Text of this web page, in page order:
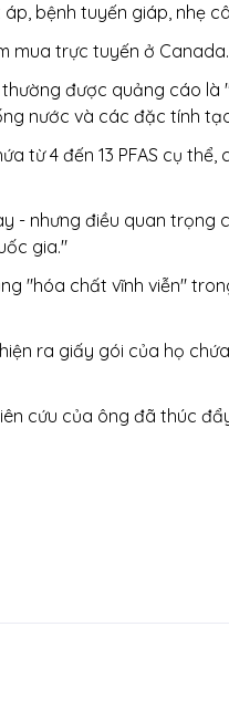
bệnh tuyến giáp, nhẹ
mua trực tuyến ở Canada.
được quảng cáo là
nước và các đặc tính
từ 4 đến 13 PFAS cụ thể,
- nhưng điều quan trọng
gia."
"hóa chất vĩnh viễn"
ra giấy gói của họ
cứu của ông đã thúc